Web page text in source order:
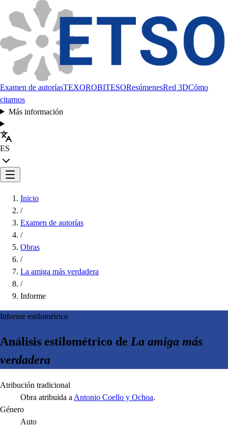
Examen de autoríasTEXOROBITESOResúmenesRed 3DCómo
citarnos
Más información
ES
Inicio
/
Examen de autorías
/
Obras
/
La amiga más verdadera
/
Informe
Informe estilométrico
Análisis estilométrico de La amiga más
verdadera
Atribución tradicional
Obra atribuida a Antonio Coello y Ochoa.
Género
Auto